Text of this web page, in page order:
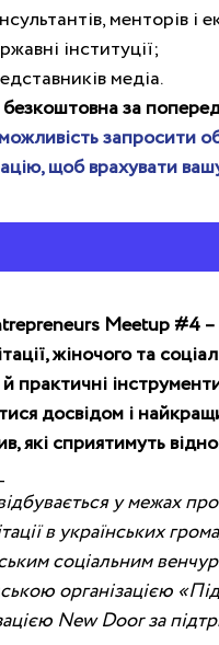
менторів і
інституції;
медіа.
за
запросити
щоб врахувати
Meetup #4
жіночого та
практичні
досвідом і
які сприятимуть
у межах
в українських
соціальним
організацією
New Door за